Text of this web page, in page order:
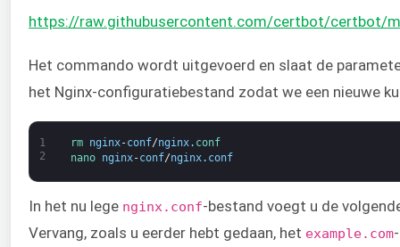
https://raw.githubusercontent.com/certbot/certbot/
Het commando wordt uitgevoerd en slaat de
het Nginx-configuratiebestand zodat we een nieuwe
1
2
rm nginx-conf/nginx. conf
nano nginx-conf/nginx. conf
In het nu lege nginx.conf-bestand voegt u de
Vervang, zoals u eerder hebt gedaan, het example.com